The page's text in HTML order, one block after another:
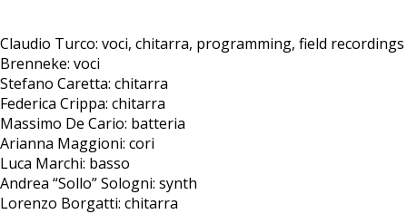
Claudio Turco: voci, chitarra, programming, field recordings
Brenneke: voci
Stefano Caretta: chitarra
Federica Crippa: chitarra
Massimo De Cario: batteria
Arianna Maggioni: cori
Luca Marchi: basso
Andrea “Sollo” Sologni: synth
Lorenzo Borgatti: chitarra